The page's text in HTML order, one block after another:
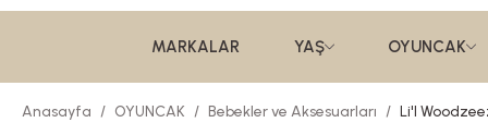
MARKALAR YAŞ OYUNCAK
Anasayfa OYUNCAK Bebekler ve Aksesuarları Li'l